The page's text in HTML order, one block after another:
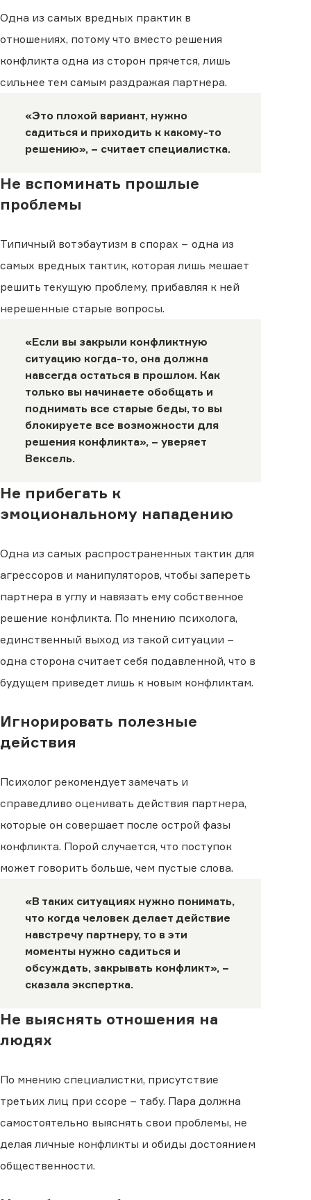
Одна из самых вредных практик в
отношениях, потому что вместо решения
конфликта одна из сторон прячется, лишь
сильнее тем самым раздражая партнера.
«Это плохой вариант, нужно
садиться и приходить к какому-то
решению», − считает специалистка.
Не вспоминать прошлые
проблемы
Типичный вотэбаутизм в спорах − одна из
самых вредных тактик, которая лишь мешает
решить текущую проблему, прибавляя к ней
нерешенные старые вопросы.
«Если вы закрыли конфликтную
ситуацию когда-то, она должна
навсегда остаться в прошлом. Как
только вы начинаете обобщать и
поднимать все старые беды, то вы
блокируете все возможности для
решения конфликта», − уверяет
Вексель.
Не прибегать к
эмоциональному нападению
Одна из самых распространенных тактик для
агрессоров и манипуляторов, чтобы запереть
партнера в углу и навязать ему собственное
решение конфликта. По мнению психолога,
единственный выход из такой ситуации −
одна сторона считает себя подавленной, что в
будущем приведет лишь к новым конфликтам.
Игнорировать полезные
действия
Психолог рекомендует замечать и
справедливо оценивать действия партнера,
которые он совершает после острой фазы
конфликта. Порой случается, что поступок
может говорить больше, чем пустые слова.
«В таких ситуациях нужно понимать,
что когда человек делает действие
навстречу партнеру, то в эти
моменты нужно садиться и
обсуждать, закрывать конфликт», −
сказала экспертка.
Не выяснять отношения на
людях
По мнению специалистки, присутствие
третьих лиц при ссоре − табу. Пара должна
самостоятельно выяснять свои проблемы, не
делая личные конфликты и обиды достоянием
общественности.